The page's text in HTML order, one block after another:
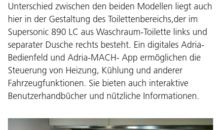
Unterschied zwischen den beiden Modellen liegt auch
hier in der Gestaltung des Toilettenbereichs,der im
Supersonic 890 LC aus Waschraum-Toilette links und
separater Dusche rechts besteht. Ein digitales Adria-
Bedienfeld und Adria-MACH- App ermöglichen die
Steuerung von Heizung, Kühlung und anderer
Fahrzeugfunktionen. Sie bieten auch interaktive
Benutzerhandbücher und nützliche Informationen.